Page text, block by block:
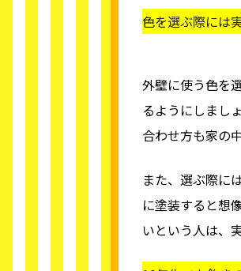
色を選ぶ際には
外壁に使う色を
るようにしまし
合わせ方も家の
また、選ぶ際に
に塗装すると想
いという人は、